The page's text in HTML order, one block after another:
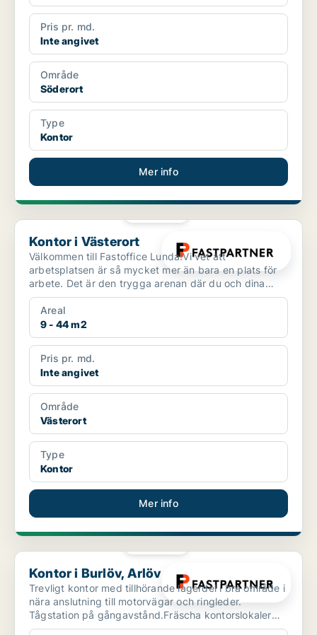
Pris pr. md.
Inte angivet
Område
Söderort
Type
Kontor
Mer info
Kontor i Västerort
Kontor i Västerort
Välkommen till Fastoffice Lunda!Vi vet att
arbetsplatsen är så mycket mer än bara en plats för
arbete. Det är den trygga arenan där du och dina
kollegor umgå...
Areal
9 - 44 m2
Pris pr. md.
Inte angivet
Område
Västerort
Type
Kontor
Mer info
Kontor i Burlöv, Arlöv
Kontor i Burlöv, Arlöv
Trevligt kontor med tillhörande lagerdel i bra område i
nära anslutning till motorvägar och ringleder.
Tågstation på gångavstånd.Fräscha kontorslokaler
med t...